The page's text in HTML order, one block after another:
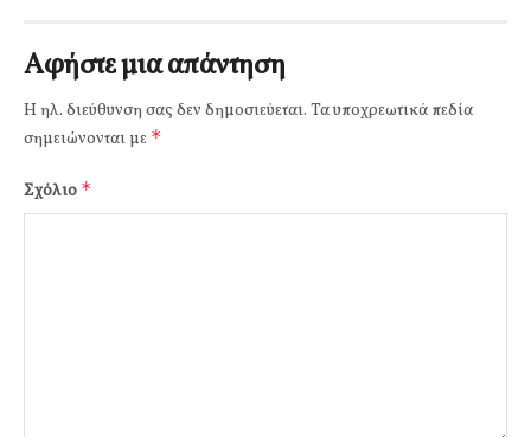
Αφήστε μια απάντηση
Η ηλ. διεύθυνση σας δεν δημοσιεύεται. Τα υποχρεωτικά πεδία
σημειώνονται με *
Σχόλιο *